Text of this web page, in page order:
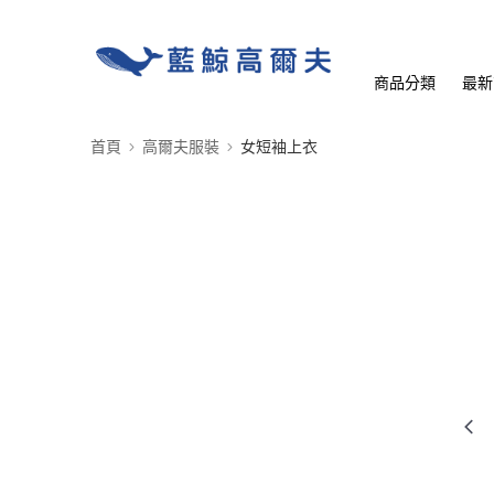
商品分類 最
首頁 高爾夫服裝 女短袖上衣